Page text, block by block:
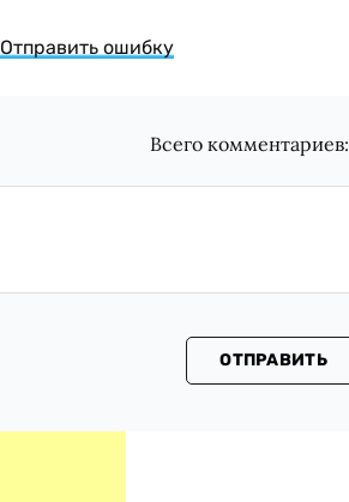
Отправить ошибку
Всего комментариев:
ОТПРАВИТЬ